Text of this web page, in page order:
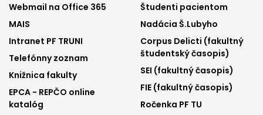
Footer
menu
1
Webmail na Office 365
MAIS
Intranet PF TRUNI
Telefónny zoznam
Knižnica fakulty
EPCA - REPČO online
katalóg
Footer
menu
2
Študenti pacientom
Nadácia Š.Lubyho
Corpus Delicti (fakultný
študentský časopis)
SEI (fakultný časopis)
FIE (fakultný časopis)
Ročenka PF TU